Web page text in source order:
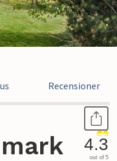
Recensioner
4.3
out of 5